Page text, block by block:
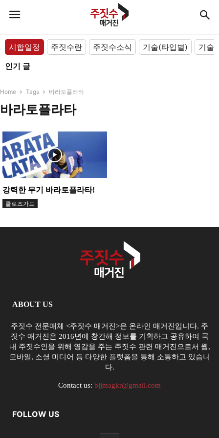
시합일정 주짓수란 주짓수소식 기술(타입별)
기술
인기 글
Home Tags 바라토플라타
바라토플라타
강력한 무기 바라토플라타!
클로즈가드
ABOUT US
주짓수 전문매체 <주짓수 매거진>은 온라인 매거진입니다. 주
짓수 매거진은 2016년에 창간해 정보를 기획하고 공유하여 국
내 주짓수인을 위해 영감을 주는 주짓수 관련 매거진으로서 웹,
모바일, 소셜 미디어 등 다양한 플랫폼을 통해 소통하고 있습니
다.
Contact us: bjjmagkr@gmail.com
FOLLOW US